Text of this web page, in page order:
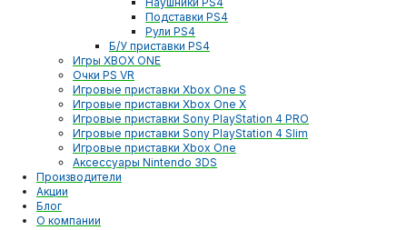
Подставки PS4
Рули PS4
Б/У приставки PS4
Игры XBOX ONE
Очки PS VR
Игровые приставки Xbox One S
Игровые приставки Xbox One X
Игровые приставки Sony PlayStation 4 PRO
Игровые приставки Sony PlayStation 4 Slim
Игровые приставки Xbox One
Аксессуары Nintendo 3DS
Производители
Акции
Блог
О компании